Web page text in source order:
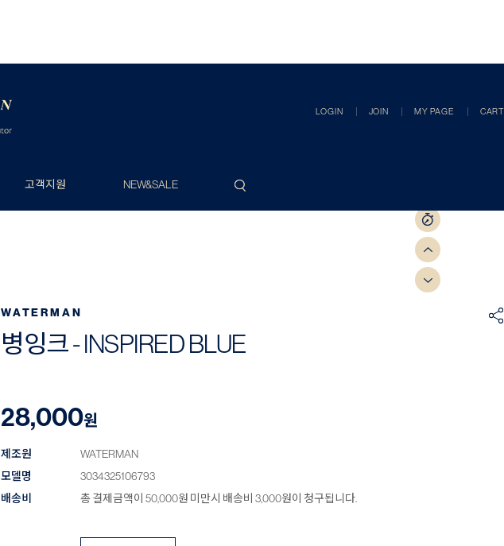
LOGIN JOIN MY PAGE CART
고객지원 NEW&SALE
WATERMAN
병잉크 - INSPIRED BLUE
28,000원
제조원
WATERMAN
모델명
3034325106793
배송비
총 결제금액이 50,000원 미만시 배송비 3,000원이 청구됩니다.